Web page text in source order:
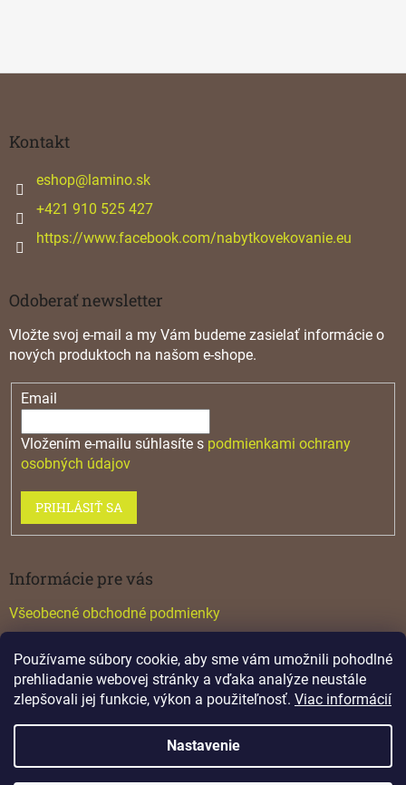
Používame súbory cookie, aby sme vám umožnili pohodlné
prehliadanie webovej stránky a vďaka analýze neustále
zlepšovali jej funkcie, výkon a použiteľnosť. Viac informácií
Nastavenie
Kontakt
eshop@ lamino.sk
+421 910 525 427
https://www.facebook.com/nabytkovekovanie.eu
Odoberať newsletter
Vložte svoj e-mail a my Vám budeme zasielať informácie o
nových produktoch na našom e-shope.
Email
Vložením e-mailu súhlasíte s podmienkami ochrany
osobných údajov
PRIHLÁSIŤ SA
Informácie pre vás
Všeobecné obchodné podmienky
Katalógy
Vytvoril Shoptet